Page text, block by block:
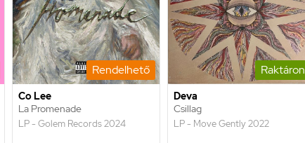
Rendelhető
Co Lee
La Promenade
LP - Golem Records 2024
Raktáron
Deva
Csillag
LP - Move Gently 2022